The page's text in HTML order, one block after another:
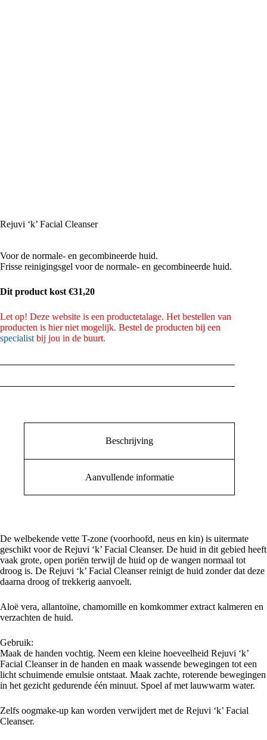
Rejuvi ‘k’ Facial Cleanser
Voor de normale- en gecombineerde huid.
Frisse reinigingsgel voor de normale- en gecombineerde huid.
Dit product kost €31,20
Let op! Deze website is een productetalage. Het bestellen van
producten is hier niet mogelijk. Bestel de producten bij een
specialist bij jou in de buurt.
Beschrijving
Aanvullende informatie
De welbekende vette T-zone (voorhoofd, neus en kin) is uitermate
geschikt voor de Rejuvi ‘k’ Facial Cleanser. De huid in dit gebied heeft
vaak grote, open poriën terwijl de huid op de wangen normaal tot
droog is. De Rejuvi ‘k’ Facial Cleanser reinigt de huid zonder dat deze
daarna droog of trekkerig aanvoelt.
Aloë vera, allantoïne, chamomille en komkommer extract kalmeren en
verzachten de huid.
Gebruik:
Maak de handen vochtig. Neem een kleine hoeveelheid Rejuvi ‘k’
Facial Cleanser in de handen en maak wassende bewegingen tot een
licht schuimende emulsie ontstaat. Maak zachte, roterende bewegingen
in het gezicht gedurende één minuut. Spoel af met lauwwarm water.
Zelfs oogmake-up kan worden verwijdert met de Rejuvi ‘k’ Facial
Cleanser.